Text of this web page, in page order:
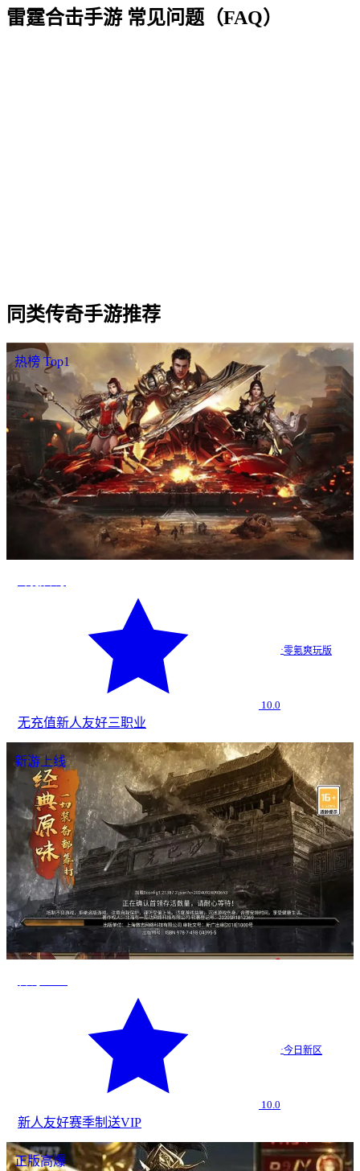
雷霆合击手游 常见问题（FAQ）
同类传奇手游推荐
热榜 Top1
10.0
·零氪爽玩版
无充值新人友好三职业
新游上线
10.0
·今日新区
新人友好赛季制 送VIP
正版高爆